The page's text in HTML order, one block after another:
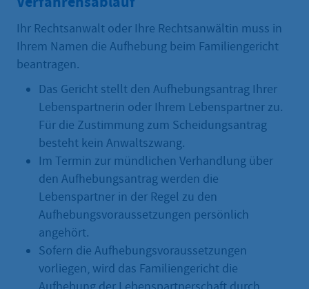
Ihr Rechtsanwalt oder Ihre Rechtsanwältin muss in
Ihrem Namen die Aufhebung beim Familiengericht
beantragen.
Das Gericht stellt den Aufhebungsantrag Ihrer
Lebenspartnerin oder Ihrem Lebenspartner zu.
Für die Zustimmung zum Scheidungsantrag
besteht kein Anwaltszwang.
Im Termin zur mündlichen Verhandlung über
den Aufhebungsantrag werden die
Lebenspartner in der Regel zu den
Aufhebungsvoraussetzungen persönlich
angehört.
Sofern die Aufhebungsvoraussetzungen
vorliegen, wird das Familiengericht die